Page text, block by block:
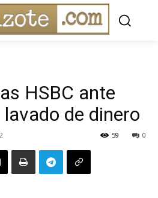
HSBC ante
de dinero
0
59